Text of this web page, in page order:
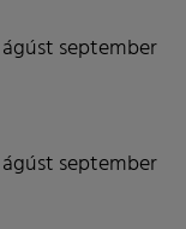
ágúst september
ágúst september